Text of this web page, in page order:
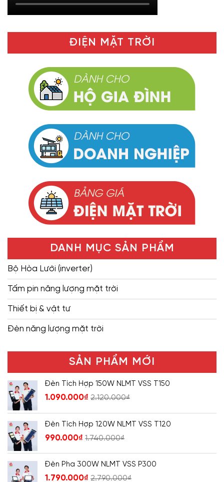
ĐIỆN MẶT TRỜI
DANH MỤC SẢN PHẨM
Bộ Hòa Lưới (inverter)
Tấm pin năng lượng mặt trời
Thiết bị & vật tư
Đèn năng lượng mặt trời
SẢN PHẨM MỚI
Đèn Tích Hợp 150W NLMT VSS T150
1.090.000₫ 2.120.000₫
Đèn Tích Hợp 120W NLMT VSS T120
990.000₫ 1.740.000₫
Đèn Pha 300W NLMT VSS P300
1.790.000₫ 2.790.000₫